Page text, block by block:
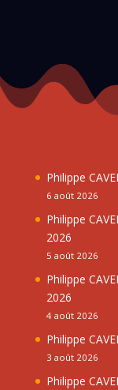
Philippe
6 août 2026
Philippe
2026
5 août 2026
Philippe
2026
4 août 2026
Philippe
3 août 2026
Philippe